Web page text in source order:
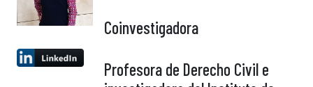
Coinvestigadora
Profesora de Derecho Civil e